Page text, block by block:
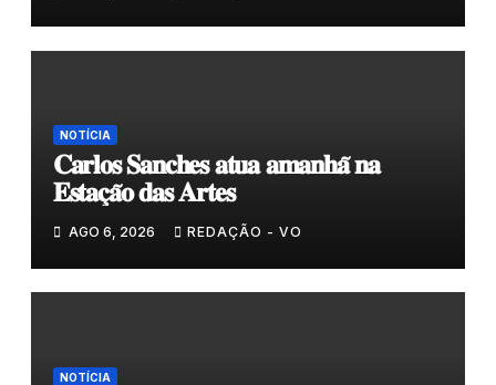
NOTÍCIA
𝐂𝐚𝐫𝐥𝐨𝐬 𝐒𝐚𝐧𝐜𝐡𝐞𝐬 𝐚𝐭𝐮𝐚 𝐚𝐦𝐚𝐧𝐡𝐚̃ 𝐧𝐚
𝐄𝐬𝐭𝐚𝐜̧𝐚̃𝐨 𝐝𝐚𝐬 𝐀𝐫𝐭𝐞𝐬
AGO 6, 2026 REDAÇÃO - VO
NOTÍCIA